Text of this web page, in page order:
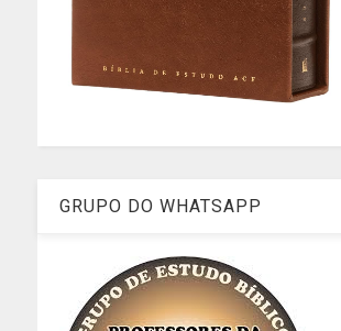
GRUPO DO WHATSAPP